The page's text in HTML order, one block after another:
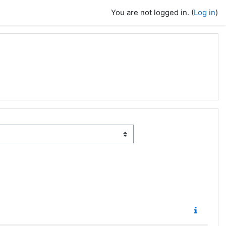
You are not logged in. (Log in)